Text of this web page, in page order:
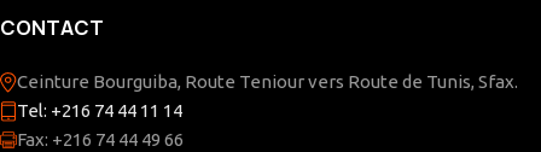
CONTACT
Ceinture Bourguiba, Route Teniour vers Route de Tunis, Sfax.
Tel: +216 74 44 11 14
Fax: +216 74 44 49 66